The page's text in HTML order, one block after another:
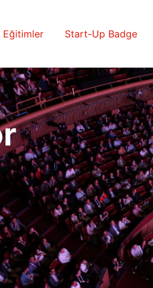
Eğitimler Start-Up Badge